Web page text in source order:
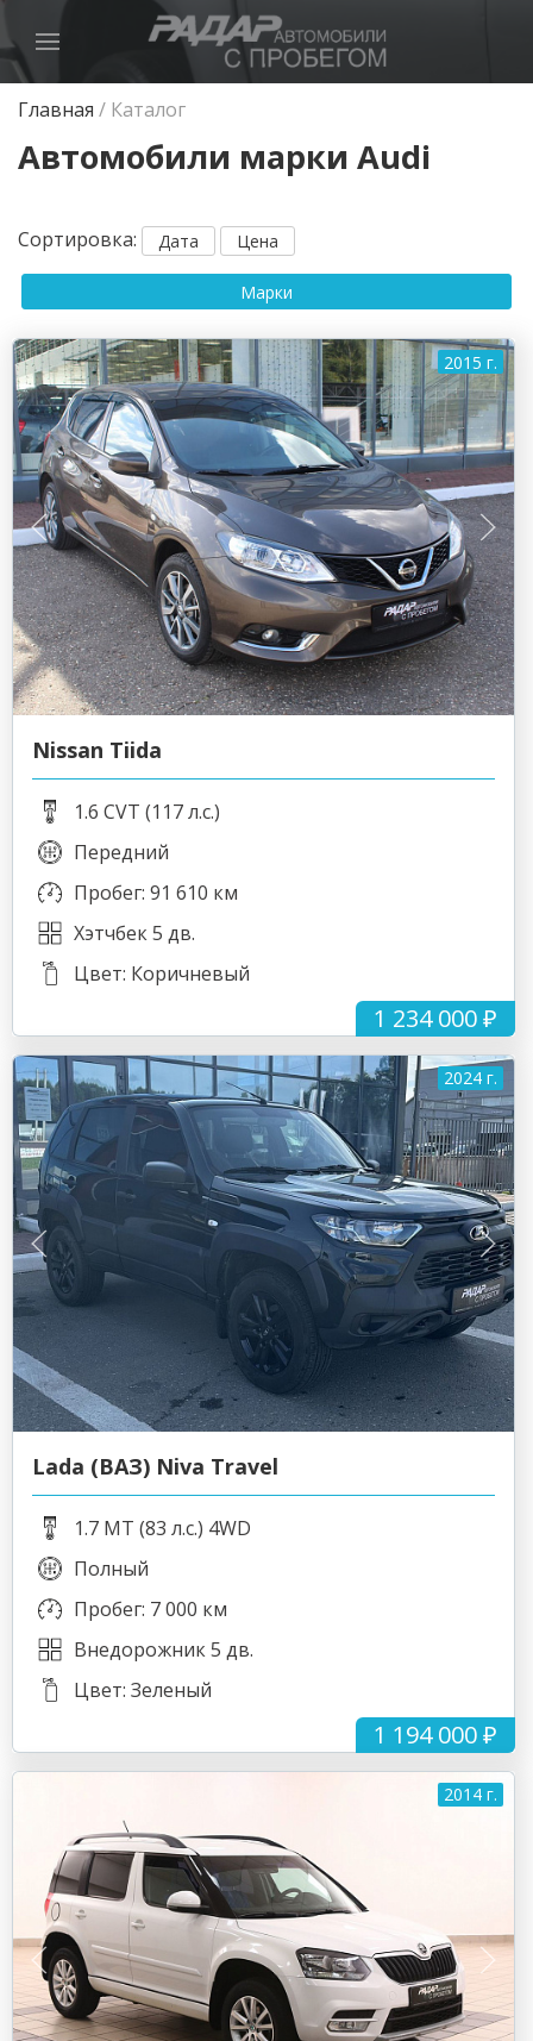
Главная / Каталог
Автомобили марки Audi
Сортировка: Дата Цена
Марки
2015 г.
1 234 000 ₽
Nissan Tiida
1.6 CVT (117 л.с.)
Передний
Пробег: 91 610 км
Хэтчбек 5 дв.
Цвет: Коричневый
2024 г.
1 194 000 ₽
Lada (ВАЗ) Niva Travel
1.7 MT (83 л.с.) 4WD
Полный
Пробег: 7 000 км
Внедорожник 5 дв.
Цвет: Зеленый
2014 г.